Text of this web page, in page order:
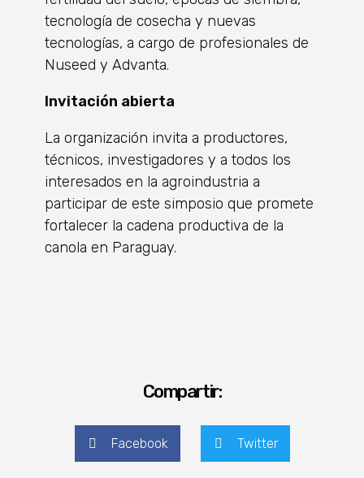
tecnología de cosecha y nuevas
tecnologías, a cargo de profesionales de
Nuseed y Advanta.
Invitación abierta
La organización invita a productores,
técnicos, investigadores y a todos los
interesados en la agroindustria a
participar de este simposio que promete
fortalecer la cadena productiva de la
canola en Paraguay.
Compartir:
Facebook Twitter